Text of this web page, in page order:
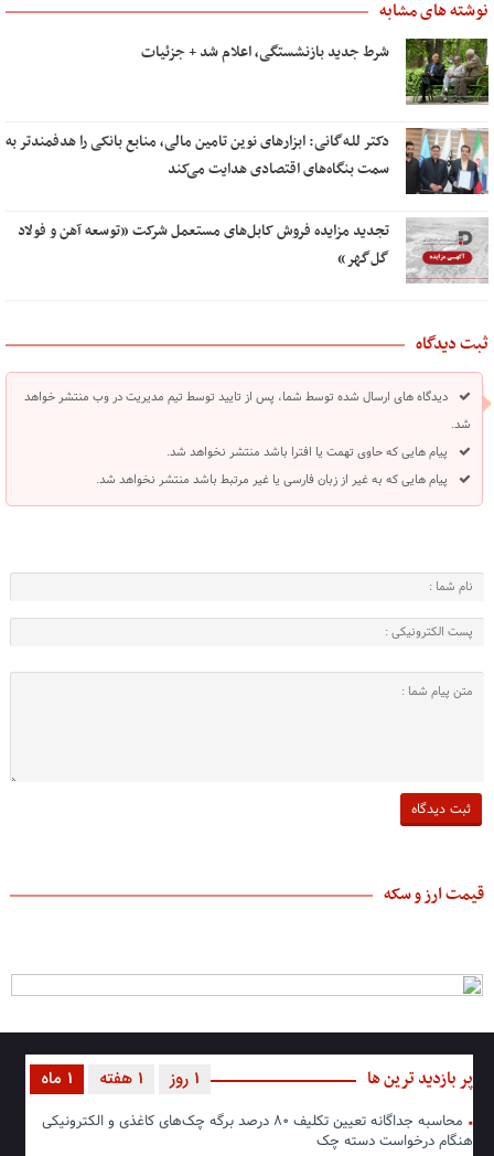
نوشته های مشابه
شرط جدید بازنشستگی، اعلام شد + جزئیات
دکتر للـه‌گانی: ابزارهای نوین تامین مالی، منابع بانکی را هدفمندتر به
سمت بنگاه‌های اقتصادی هدایت می‌کند
تجدید مزایده فروش کابل‌های مستعمل شرکت «توسعه آهن و فولاد
گل‌گهر»
ثبت دیدگاه
دیدگاه های ارسال شده توسط شما، پس از تایید توسط تیم مدیریت در وب منتشر خواهد
شد.
پیام هایی که حاوی تهمت یا افترا باشد منتشر نخواهد شد.
پیام هایی که به غیر از زبان فارسی یا غیر مرتبط باشد منتشر نخواهد شد.
قیمت ارز و سکه
پر بازدید ترین ها 1 ماه 1 هفته 1 روز
محاسبه جداگانه تعیین تکلیف ۸۰ درصد برگه چک‌های کاغذی و الکترونیکی
هنگام درخواست دسته چک